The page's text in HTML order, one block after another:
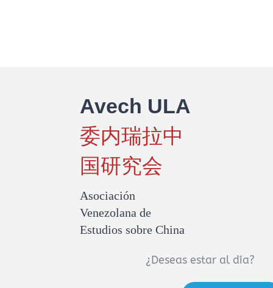
Avech ULA
委内瑞拉中
国研究会
Asociación
Venezolana de
Estudios sobre China
¿Deseas estar al día?